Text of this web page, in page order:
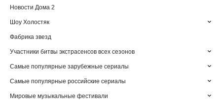
Новости Дома 2
Шоу Холостяк
Фабрика звезд
Участники битвы экстрасенсов всех сезонов
Самые популярные зарубежные сериалы
Самые популярные российские сериалы
Мировые музыкальные фестивали